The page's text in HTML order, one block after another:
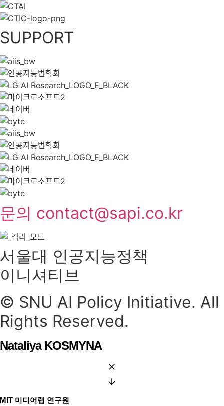
SUPPORT
문의 contact@sapi.co.kr
서울대 인공지능정책
이니셔티브
© SNU AI Policy Initiative. All
Rights Reserved.
Nataliya KOSMYNA
MIT 미디어랩 연구원